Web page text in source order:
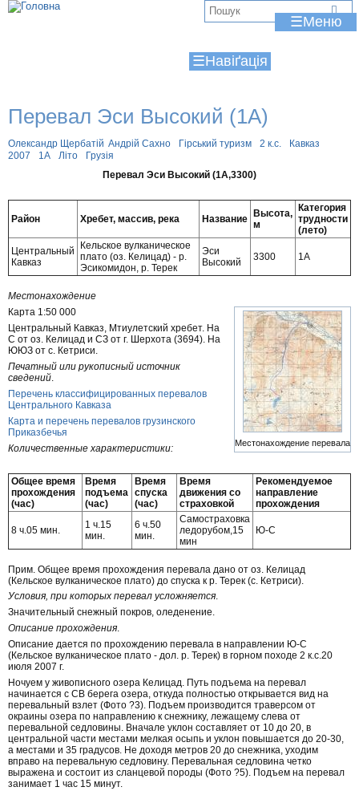
Jump to navigation
☰
☰
Перевал Эси Высокий (1А)
Олександр Щербатій Андрій Сахно Гірський туризм 2 к.с.
Кавказ
2007
1А Літо
Грузія
Перевал Эси Высокий (1А,3300)
Район Хребет, массив, река Название
Высота,
м
Категория
трудности
(лето)
Центральный
Кавказ
Кельское вулканическое
плато (оз. Келицад) - р.
Эсикомидон, р. Терек
Эси
Высокий
3300 1А
Местонахождение
Местонахождение перевала
Карта 1:50 000
Центральный Кавказ, Мтиулетский хребет. На
С от оз. Келицад и СЗ от г. Шерхота (3694). На
ЮЮЗ от с. Кетриси.
Печатный или рукописный источник
сведений
Перечень классифицированных перевалов
Центрального Кавказа
Карта и перечень перевалов грузинского
Приказбечья
Количественные характеристики:
Общее время
прохождения
(час)
Время
подъема
(час)
Время
спуска
(час)
Время
движения со
страховкой
Рекомендуемое
направление
прохождения
8 ч.05 мин.
1 ч.15
мин.
6 ч.50
мин.
Самостраховка
ледорубом,15
мин
Ю-С
Прим. Общее время прохождения перевала дано от оз. Келицад
(Кельское вулканическое плато) до спуска к р. Терек (с. Кетриси).
Условия, при которых перевал усложняется.
Значительный снежный покров, оледенение.
Описание прохождения.
Описание дается по прохождению перевала в направлении Ю-С
(Кельское вулканическое плато - дол. р. Терек) в горном походе 2 к.с.20
июля 2007 г.
Ночуем у живописного озера Келицад. Путь подъема на перевал
начинается с СВ берега озера, откуда полностью открывается вид на
перевальный взлет (Фото ?3). Подъем производится траверсом от
окраины озера по направлению к снежнику, лежащему слева от
перевальной седловины. Вначале уклон составляет от 10 до 20, в
центральной части местами мелкая осыпь и уклон повышается до 20-30,
а местами и 35 градусов. Не доходя метров 20 до снежника, уходим
вправо на перевальную седловину. Перевальная седловина четко
выражена и состоит из сланцевой породы (Фото ?5). Подъем на перевал
занимает 1 час 15 минут.